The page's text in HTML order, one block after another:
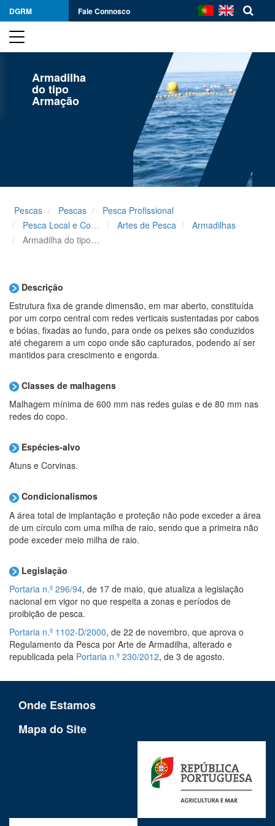
DGRM Fale Connosco
Armadilha
do tipo
Armação
Pescas Pescas
Pesca Profissional
Pesca Local e Costeira
Artes de Pesca
Armadilhas
Armadilha do tipo Armação
Descrição
Estrutura fixa de grande dimensão, em mar aberto, constituída
por um corpo central com redes verticais sustentadas por cabos
e bóias, fixadas ao fundo, para onde os peixes são conduzidos
até chegarem a um copo onde são capturados, podendo aí ser
mantidos para crescimento e engorda.
Classes de malhagens
Malhagem mínima de 600 mm nas redes guias e de 80 mm nas
redes do copo.
Espécies-alvo
Atuns e Corvinas.
Condicionalismos
A área total de implantação e proteção não pode exceder a área
de um círculo com uma milha de raio, sendo que a primeira não
pode exceder meio milha de raio.
Legislação
Portaria n.º 296/94, de 17 de maio, que atualiza a legislação
nacional em vigor no que respeita a zonas e períodos de
proibição de pesca.
Portaria n.º 1102-D/2000, de 22 de novembro, que aprova o
Regulamento da Pesca por Arte de Armadilha, alterado e
republicada pela Portaria n.º 230/2012, de 3 de agosto.
Onde Estamos
Mapa do Site